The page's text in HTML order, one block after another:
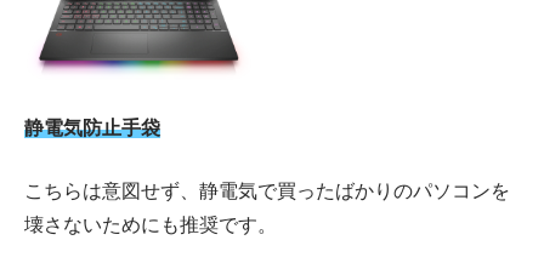
静電気防止手袋
こちらは意図せず、静電気で買ったばかりのパソコンを
壊さないためにも推奨です。